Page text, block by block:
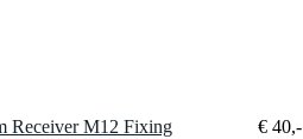
Receiver M12 Fixing
€ 40,-